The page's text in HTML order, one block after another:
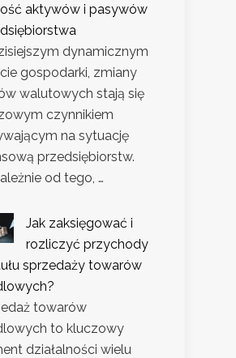
aktywów i pasywów
dynamicznym
gospodarki, zmiany
walutowych stają się
czynnikiem
na sytuację
przedsiębiorstw.
od tego, …
Jak zaksięgować i
rozliczyć przychody
sprzedaży towarów
towarów
to kluczowy
działalności wielu